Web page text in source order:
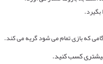
بگیرد.
که بازی تمام می شود گریه می کند.
کسب کنید.